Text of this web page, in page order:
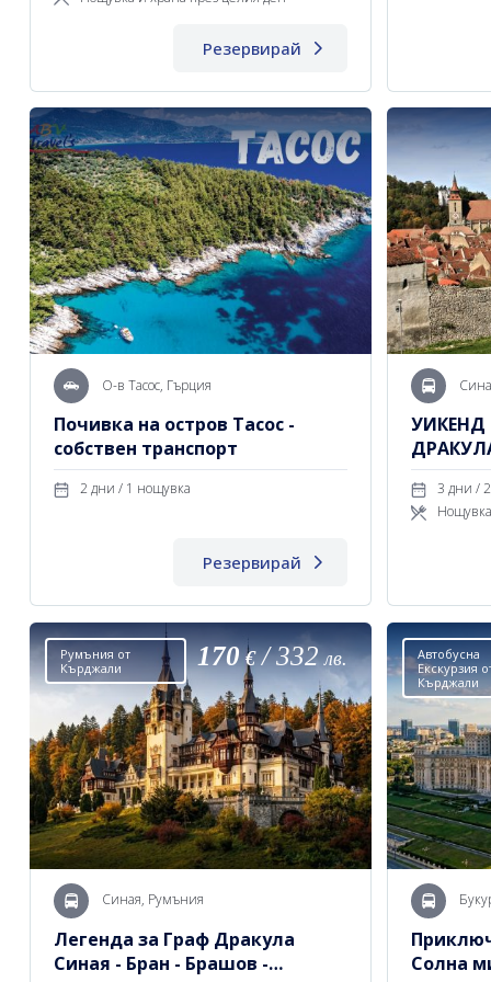
Резервирай
О-в Тасос, Гърция
Почивка на остров Тасос -
собствен транспорт
2 дни / 1 нощувка
Резервирай
УИКЕНД
БРАШОВ
3
Румъния от
Кърджали
170 €/332 лв.
Синая, Румъния
Легенда за Граф Дракула
Синая - Бран - Брашов -
Автобусна
Екскурзия
Кърджали
Солна